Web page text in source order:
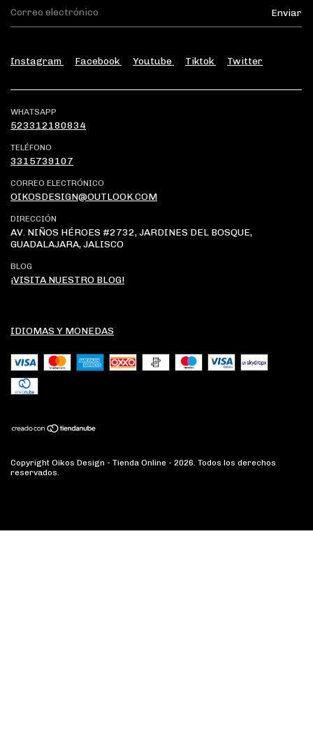
Instagram Facebook Youtube Tiktok Twitter
WHATSAPP
523312180834
TELÉFONO
3315739107
CORREO ELECTRÓNICO
OIKOSDESIGN@OUTLOOK.COM
DIRECCIÓN
AV. NIÑOS HÉROES #2732, JARDINES DEL BOSQUE,
GUADALAJARA, JALISCO
BLOG
¡VISITA NUESTRO BLOG!
IDIOMAS Y MONEDAS
Copyright Oikos Design - Tienda Online - 2026. Todos los derechos
reservados.